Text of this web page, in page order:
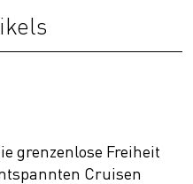
grenzenlose Freiheit
Cruisen